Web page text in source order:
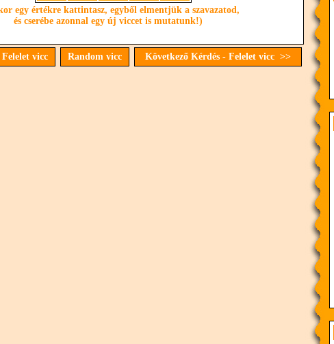
egy értékre kattintasz, egyből elmentjük a szavazatod,
és cserébe azonnal egy új viccet is mutatunk!)
vicc Random vicc Következő Kérdés - Felelet vicc >>